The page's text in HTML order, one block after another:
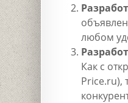
любом
Как с
Price.ru),